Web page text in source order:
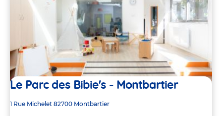
Le Parc des Bibie's - Montbartier
Adresse
1 Rue Michelet 82700 Montbartier